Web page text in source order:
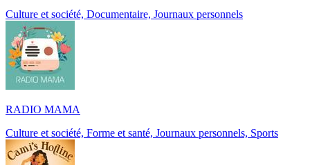
Culture et société, Documentaire, Journaux personnels
RADIO MAMA
Culture et société, Forme et santé, Journaux personnels, Sports